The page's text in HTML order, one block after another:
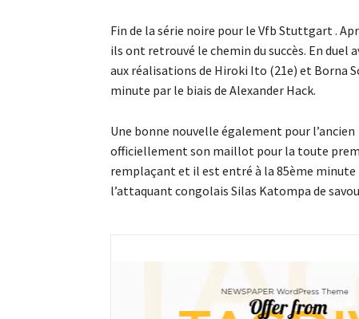
Fin de la série noire pour le Vfb Stuttgart .
ils ont retrouvé le chemin du succès. En duel
aux réalisations de Hiroki Ito (21e) et Borna
minute par le biais de Alexander Hack.
Une bonne nouvelle également pour
officiellement son maillot pour la toute
remplaçant et il est entré à la 85ème
l’attaquant congolais Silas Katompa de